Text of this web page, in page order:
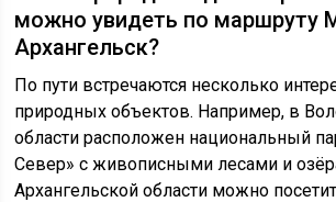
можно увидеть по маршруту
Архангельск?
По пути встречаются несколько
природных объектов. Например, в
области расположен национальный
Север» с живописными лесами и
Архангельской области можно